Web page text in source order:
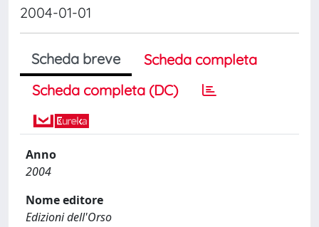
2004-01-01
Scheda breve
Scheda completa
Scheda completa (DC)
Anno
2004
Nome editore
Edizioni dell'Orso